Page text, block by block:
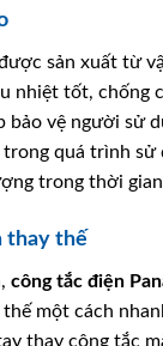
sản xuất từ
nhiệt tốt, chống
bảo vệ người sử
quá trình sử
trong thời
thay thế
công tắc điện
một cách
thay công tắc